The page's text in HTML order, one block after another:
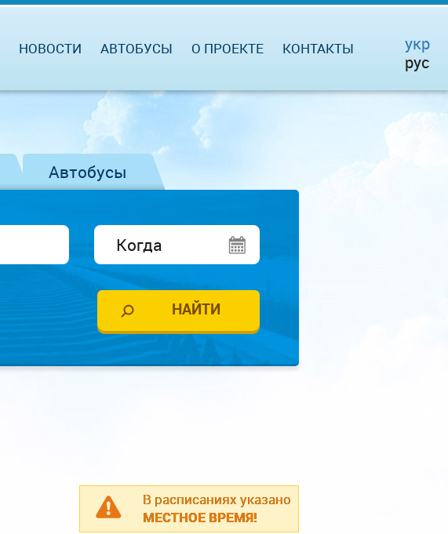
НОВОСТИ АВТОБУСЫ О ПРОЕКТЕ КОНТАКТЫ
укр
рус
Автобусы
В расписаниях указано
МЕСТНОЕ ВРЕМЯ!